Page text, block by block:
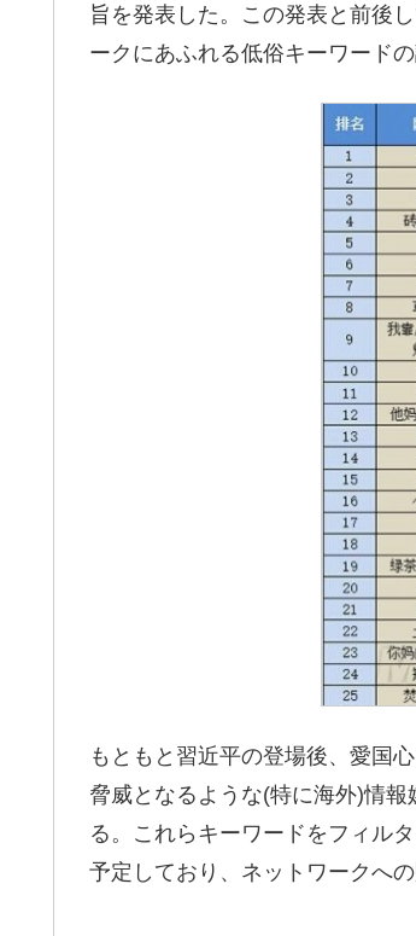
旨を発表した。この発表と前後
ークにあふれる低俗キーワード
もともと習近平の登場後、愛国
脅威となるような(特に海外)情
る。これらキーワードをフィル
予定しており、ネットワークへ